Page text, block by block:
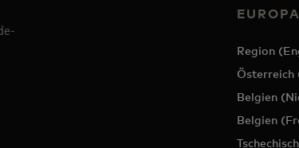
EUROPA
Region
Österreich
Belgien
Belgien